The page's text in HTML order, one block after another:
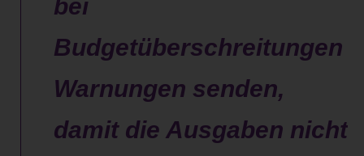
bei
Budgetüberschreitungen
Warnungen senden,
damit die Ausgaben nicht